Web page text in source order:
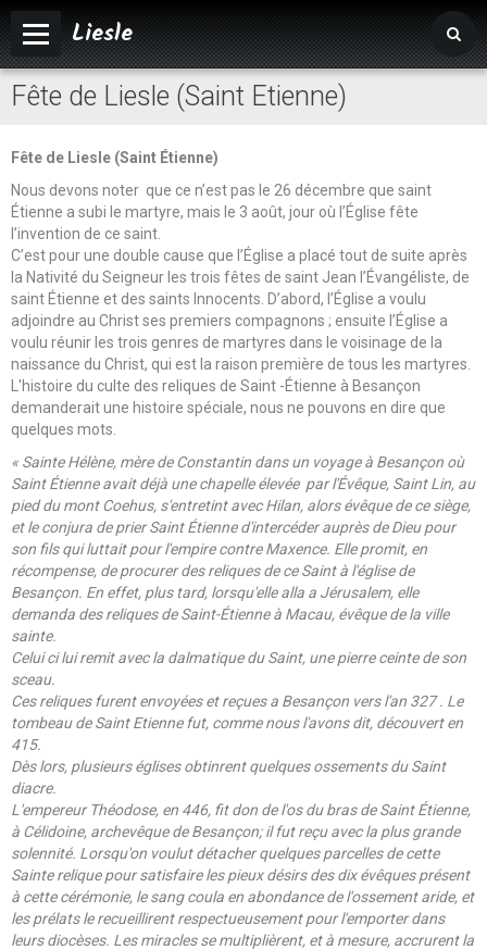
Liesle
Accueil
Vie associative
Tourisme
Fête de Liesle (Saint Etienne)
Fête de Liesle (Saint Étienne)
Nous devons noter que ce n’est pas le 26 décembre que saint
Étienne a subi le martyre, mais le 3 août, jour où l’Église fête
l’invention de ce saint.
C’est pour une double cause que l’Église a placé tout de suite après
la Nativité du Seigneur les trois fêtes de saint Jean l’Évangéliste, de
saint Étienne et des saints Innocents. D’abord, l’Église a voulu
adjoindre au Christ ses premiers compagnons ; ensuite l’Église a
voulu réunir les trois genres de martyres dans le voisinage de la
naissance du Christ, qui est la raison première de tous les martyres.
L'histoire du culte des reliques de Saint -Étienne à Besançon
demanderait une histoire spéciale, nous ne pouvons en dire que
quelques mots.
« Sainte Hélène, mère de Constantin dans un voyage à Besançon où
Saint Étienne avait déjà une chapelle élevée par l'Évêque, Saint Lin, au
pied du mont Coehus, s'entretint avec Hilan, alors évêque de ce siège,
et le conjura de prier Saint Étienne d'intercéder auprès de Dieu pour
son fils qui luttait pour l'empire contre Maxence. Elle promit, en
récompense, de procurer des reliques de ce Saint à l'église de
Besançon. En effet, plus tard, lorsqu'elle alla a Jérusalem, elle
demanda des reliques de Saint-Étienne à Macau, évêque de la ville
sainte.
Celui ci lui remit avec la dalmatique du Saint, une pierre ceinte de son
sceau.
Ces reliques furent envoyées et reçues a Besançon vers l'an 327 . Le
tombeau de Saint Etienne fut, comme nous l'avons dit, découvert en
415.
Dès lors, plusieurs églises obtinrent quelques ossements du Saint
diacre.
L'empereur Théodose, en 446, fit don de l'os du bras de Saint Étienne,
à Célidoine, archevêque de Besançon; il fut reçu avec la plus grande
solennité. Lorsqu'on voulut détacher quelques parcelles de cette
Sainte relique pour satisfaire les pieux désirs des dix évêques présent
à cette cérémonie, le sang coula en abondance de l'ossement aride, et
les prélats le recueillirent respectueusement pour l'emporter dans
leurs diocèses. Les miracles se multiplièrent, et à mesure, accrurent la